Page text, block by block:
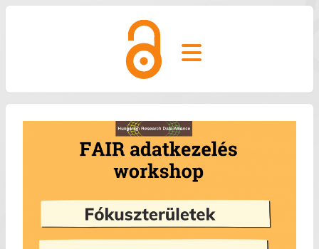
Open main menu